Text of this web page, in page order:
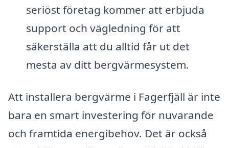
seriöst företag kommer att erbjuda
support och vägledning för att
säkerställa att du alltid får ut det
mesta av ditt bergvärmesystem.
Att installera bergvärme i Fagerfjäll är inte
bara en smart investering för nuvarande
och framtida energibehov. Det är också